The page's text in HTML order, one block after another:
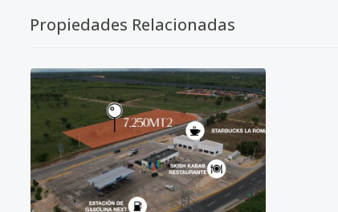
Propiedades Relacionadas